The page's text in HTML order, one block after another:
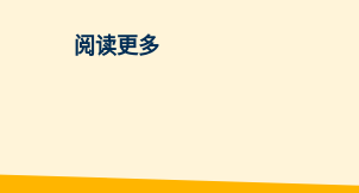
阅读更多